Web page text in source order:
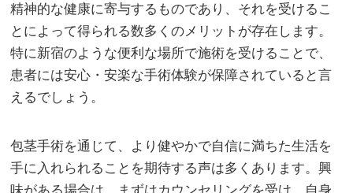
精神的な健康に寄与するものであり、それを受けるこ
とによって得られる数多くのメリットが存在します。
特に新宿のような便利な場所で施術を受けることで、
患者には安心・安楽な手術体験が保障されていると言
えるでしょう。
包茎手術を通じて、より健やかで自信に満ちた生活を
手に入れられることを期待する声は多くあります。興